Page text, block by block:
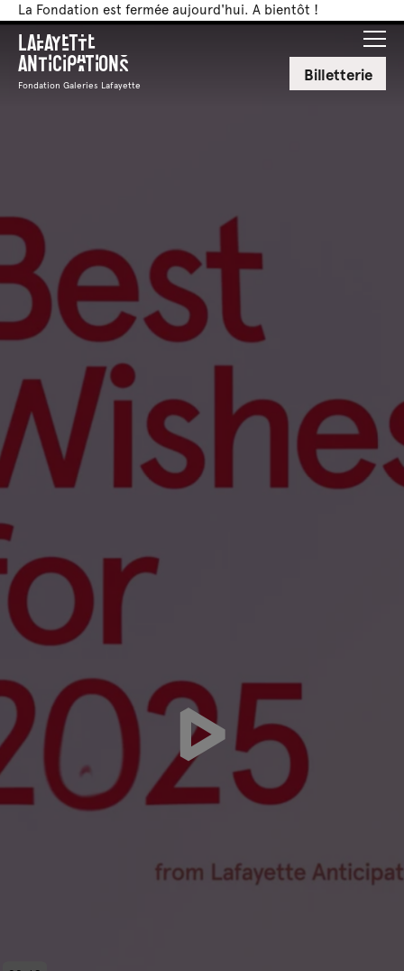
La Fondation est fermée aujourd'hui. A bientôt !
Lafayette
Anticipations
Fondation Galeries Lafayette Billetterie